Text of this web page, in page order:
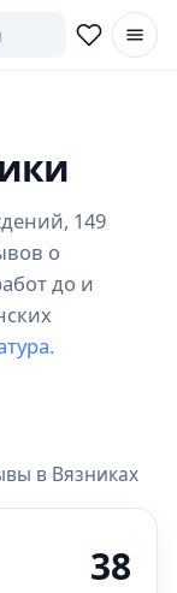
149
о
до и
в Вязниках
38